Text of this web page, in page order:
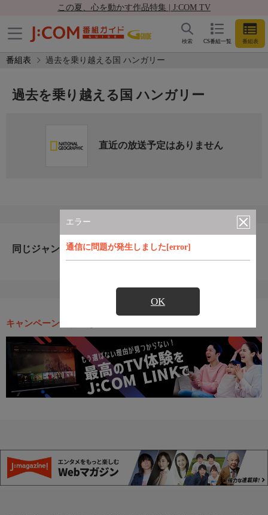
この夏、心を動かす作品特集 | J:COM TV
CS番組一覧 番組表
検索
番組表 過去を乗り越える国 ハンガリー
エラー
通信に問題が発生しました[error]
OK
過去を乗り越える国 ハンガリー
直近の放送予定はありません
同じジャンルのおすすめ番組
キャンペーン・お得な情報